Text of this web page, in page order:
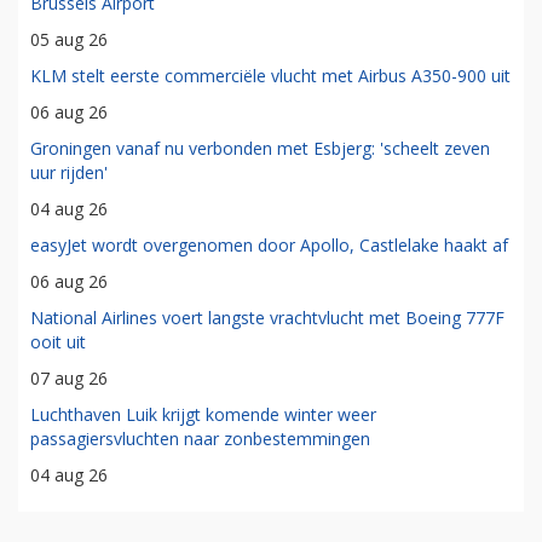
05 aug 26
KLM stelt eerste commerciële vlucht met Airbus A350-900 uit
06 aug 26
Groningen vanaf nu verbonden met Esbjerg: 'scheelt zeven
uur rijden'
04 aug 26
easyJet wordt overgenomen door Apollo, Castlelake haakt af
06 aug 26
National Airlines voert langste vrachtvlucht met Boeing 777F
ooit uit
07 aug 26
Luchthaven Luik krijgt komende winter weer
passagiersvluchten naar zonbestemmingen
04 aug 26